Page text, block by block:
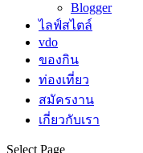
Blogger
ไลฟ์สไตล์
vdo
ของกิน
ท่องเที่ยว
สมัครงาน
เกี่ยวกับเรา
Select Page